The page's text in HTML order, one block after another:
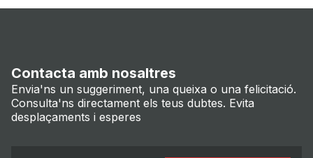
Contacta amb nosaltres
Envia'ns un suggeriment, una queixa o una felicitació.
Consulta'ns directament els teus dubtes. Evita
desplaçaments i esperes